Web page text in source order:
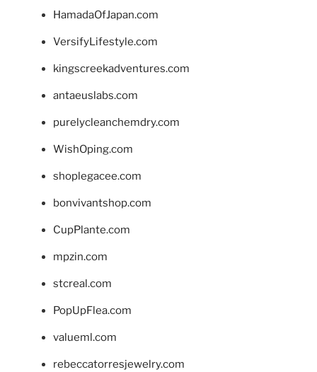
HamadaOfJapan.com
VersifyLifestyle.com
kingscreekadventures.com
antaeuslabs.com
purelycleanchemdry.com
WishOping.com
shoplegacee.com
bonvivantshop.com
CupPlante.com
mpzin.com
stcreal.com
PopUpFlea.com
valueml.com
rebeccatorresjewelry.com